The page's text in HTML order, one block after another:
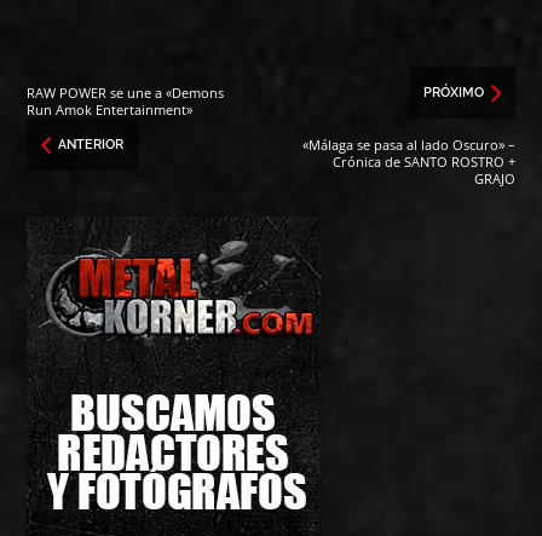
RAW POWER se une a «Demons
Run Amok Entertainment»
ANTERIOR
PRÓXIMO
«Málaga se pasa al lado Oscuro» –
Crónica de SANTO ROSTRO +
GRAJO